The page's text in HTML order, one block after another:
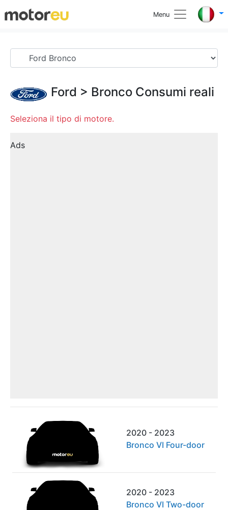
Menu
Ford > Bronco Consumi reali
Seleziona il tipo di motore.
Ads
2020 - 2023
Bronco VI Four-door
2020 - 2023
Bronco VI Two-door